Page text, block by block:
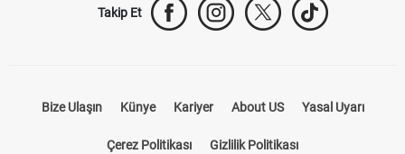
Takip Et
Bize Ulaşın Künye Kariyer About US Yasal Uyarı
Çerez Politikası Gizlilik Politikası